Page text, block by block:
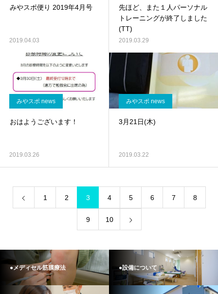
みやスポ便り 2019年4月号
2019.04.03
先ほど、また１人パーソナル
トレーニングが終了しました
(TT)
2019.03.29
みやスポ news
おはようございます！
2019.03.26
みやスポ news
3月21日(木)
2019.03.22
1 2 3 4 5 6 7 8
9 10
●メディセル筋膜療法 ●設備について